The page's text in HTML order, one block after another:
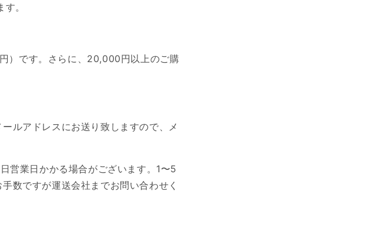
。
） です。
さらに、20,000円以上のご購
ルアドレスにお送り致しますので、メ
営業日かかる場合がございます。1〜5
数ですが運送会社までお問い合わせく